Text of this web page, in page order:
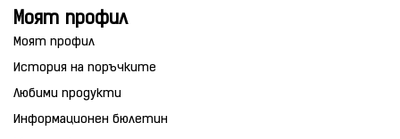
Моят профил
Моят профил
История на поръчките
Любими продукти
Информационен бюлетин